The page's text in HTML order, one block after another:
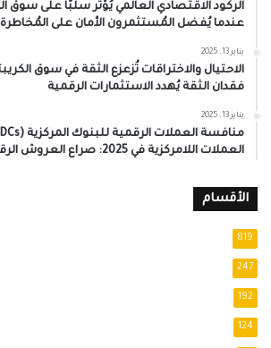
عندما يُفضل المُستثمرون الأمان على المُخاطرة
يناير 13, 2025
فقدان الثقة يُهدد الاستثمارات الرقمية
يناير 13, 2025
العملات اللامركزية في 2025: صراع العروش الرقمية
الأقسام
819
247
192
124